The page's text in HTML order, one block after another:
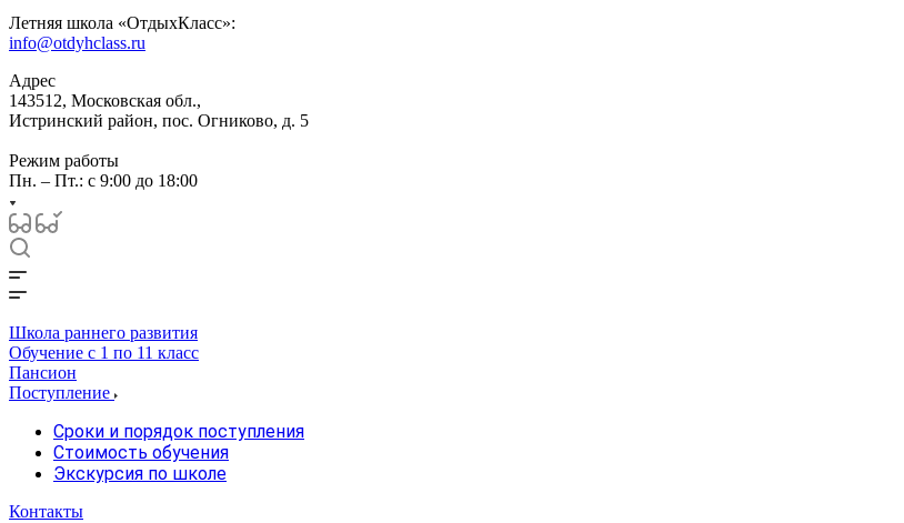
Летняя школа «ОтдыхКласс»:
info@otdyhclass.ru
Адрес
143512, Московская обл.,
Истринский район, пос. Огниково, д. 5
Режим работы
Пн. – Пт.: с 9:00 до 18:00
Школа раннего развития
Обучение с 1 по 11 класс
Пансион
Поступление
Сроки и порядок поступления
Стоимость обучения
Экскурсия по школе
Контакты